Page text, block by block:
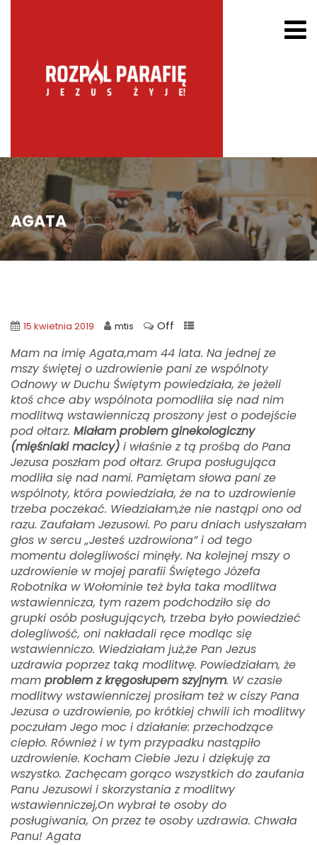
AGATA
15 kwietnia 2019 mtis Off
Mam na imię Agata,mam 44 lata. Na jednej ze
mszy świętej o uzdrowienie pani ze wspólnoty
Odnowy w Duchu Świętym powiedziała, że jeżeli
ktoś chce aby wspólnota pomodliła się nad nim
modlitwą wstawienniczą proszony jest o podejście
pod ołtarz. Miałam problem ginekologiczny
(mięśniaki macicy) i właśnie z tą prośbą do Pana
Jezusa poszłam pod ołtarz. Grupa posługująca
modliła się nad nami. Pamiętam słowa pani ze
wspólnoty, która powiedziała, że na to uzdrowienie
trzeba poczekać. Wiedziałam,że nie nastąpi ono od
razu. Zaufałam Jezusowi. Po paru dniach usłyszałam
głos w sercu „Jesteś uzdrowiona” i od tego
momentu dolegliwości minęły. Na kolejnej mszy o
uzdrowienie w mojej parafii Świętego Józefa
Robotnika w Wołominie też była taka modlitwa
wstawiennicza, tym razem podchodziło się do
grupki osób posługujących, trzeba było powiedzieć
dolegliwość, oni nakładali ręce modląc się
wstawienniczo. Wiedziałam już,że Pan Jezus
uzdrawia poprzez taką modlitwę. Powiedziałam, że
mam problem z kręgosłupem szyjnym. W czasie
modlitwy wstawienniczej prosiłam też w ciszy Pana
Jezusa o uzdrowienie, po krótkiej chwili ich modlitwy
poczułam Jego moc i działanie: przechodzące
ciepło. Również i w tym przypadku nastąpiło
uzdrowienie. Kocham Ciebie Jezu i dziękuję za
wszystko. Zachęcam gorąco wszystkich do zaufania
Panu Jezusowi i skorzystania z modlitwy
wstawienniczej,On wybrał te osoby do
posługiwania, On przez te osoby uzdrawia. Chwała
Panu! Agata